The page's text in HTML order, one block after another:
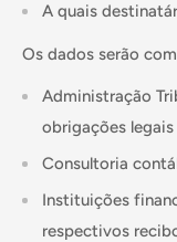
A quais
Os dados serão
Administração
obrigações
Consultoria
Instituições
respectivos